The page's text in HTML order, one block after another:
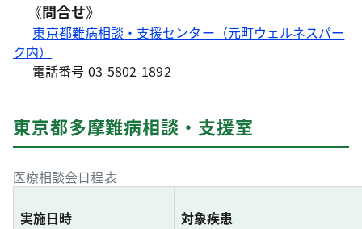
《問合せ》
東京都難病相談・支援センター（元町ウェルネスパー
ク内）
電話番号 03-5802-1892
東京都多摩難病相談・支援室
医療相談会日程表
実施日時 対象疾患